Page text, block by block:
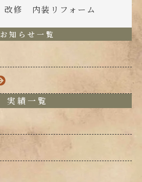
改修 内装リフォーム
お知らせ一覧
実績一覧